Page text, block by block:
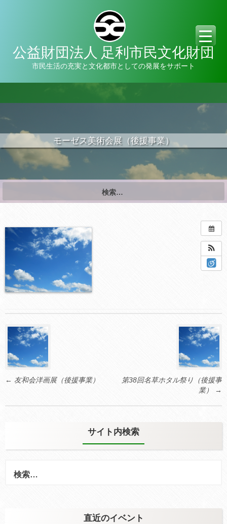
公益財団法人 足利市民文化財団
市民生活の充実と文化都市としての発展をサポート
モーゼス美術会展（後援事業）
日時:
2026年6月19日 @ 12:00 AM – 2026年6月21日
@ 11:45 PM
場所:
あしかがフラワーパークプラザ プラザサロン
navigation
← 友和会洋画展（後援事業）
第38回名草ホタル祭り（後援事
業）
→
サイト内検索
索:
直近のイベント